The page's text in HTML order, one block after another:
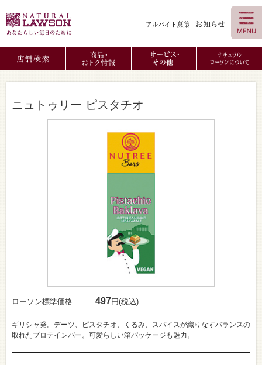
ニュトゥリー ピスタチオ
ローソン標準価格 497円(税込)
ギリシャ発。デーツ、ピスタチオ、くるみ、スパイスが織りなすバランスの
取れたプロテインバー。可愛らしい箱パッケージも魅力。